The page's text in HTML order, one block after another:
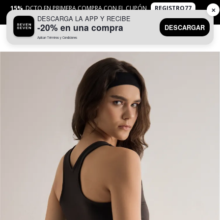
15% DCTO EN PRIMERA COMPRA CON EL CUPÓN
REGISTRO77
APLICANTYC
DESCARGA LA APP Y RECIBE
-20% en una compra
Aplican Términos y Condiciones
DESCARGAR
✕